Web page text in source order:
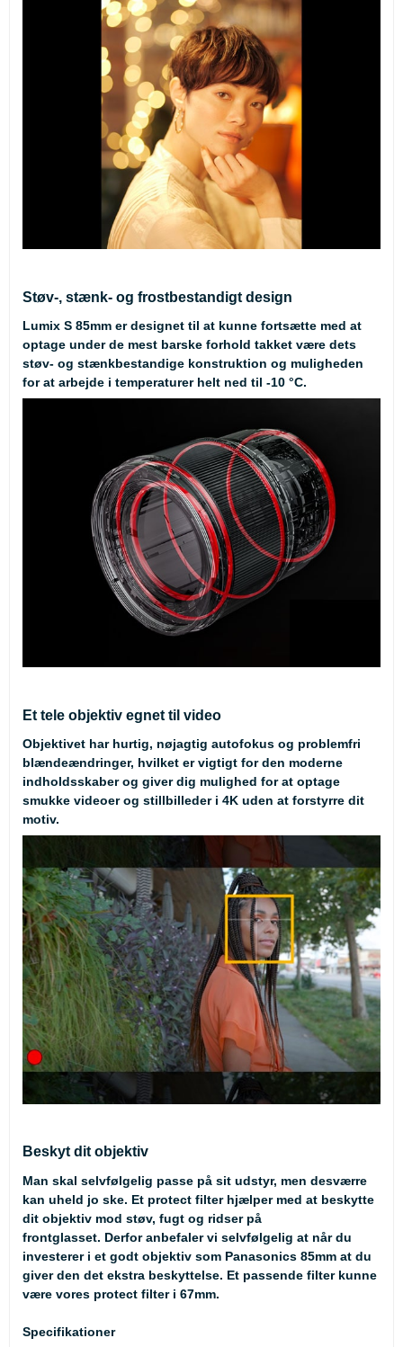
Støv-, stænk- og frostbestandigt design
Lumix S 85mm er designet til at kunne fortsætte med at
optage under de mest barske forhold takket være dets
støv- og stænkbestandige konstruktion og muligheden
for at arbejde i temperaturer helt ned til -10 °C.
Et tele objektiv egnet til video
Objektivet har hurtig, nøjagtig autofokus og problemfri
blændeændringer, hvilket er vigtigt for den moderne
indholdsskaber og giver dig mulighed for at optage
smukke videoer og stillbilleder i 4K uden at forstyrre dit
motiv.
Beskyt dit objektiv
Man skal selvfølgelig passe på sit udstyr, men desværre
kan uheld jo ske. Et protect filter hjælper med at beskytte
dit objektiv mod støv, fugt og ridser på
frontglasset. Derfor anbefaler vi selvfølgelig at når du
investerer i et godt objektiv som Panasonics 85mm at du
giver den det ekstra beskyttelse. Et passende filter kunne
være vores protect filter i 67mm.
Specifikationer